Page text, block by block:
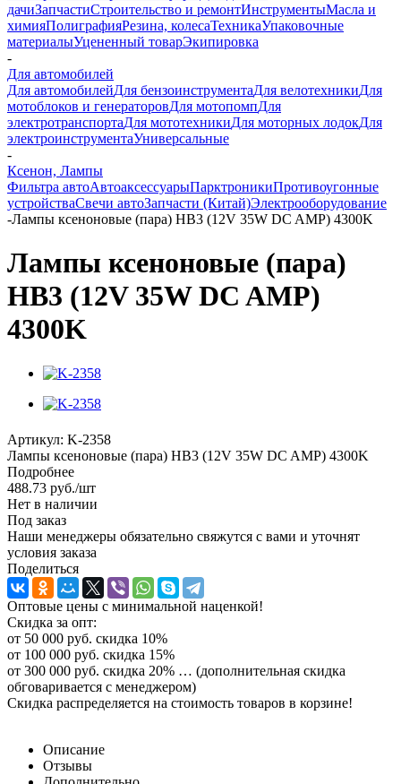
дачиЗапчастиСтроительство и ремонтИнструментыМасла и
химияПолиграфияРезина, колесаТехникаУпаковочные
материалыУцененный товарЭкипировка
-
Для автомобилей
Для автомобилейДля бензоинструментаДля велотехникиДля
мотоблоков и генераторовДля мотопомпДля
электротранспортаДля мототехникиДля моторных лодокДля
электроинструментаУниверсальные
-
Ксенон, Лампы
Фильтра автоАвтоаксессуарыПарктроникиПротивоугонные
устройстваСвечи автоЗапчасти (Китай)Электрооборудование
-Лампы ксеноновые (пара) HB3 (12V 35W DC AMP) 4300K
Лампы ксеноновые (пара)
HB3 (12V 35W DC AMP)
4300K
Артикул: K-2358
Лампы ксеноновые (пара) HB3 (12V 35W DC AMP) 4300K
Подробнее
488.73 руб./шт
Нет в наличии
Под заказ
Наши менеджеры обязательно свяжутся с вами и уточнят
условия заказа
Поделиться
Оптовые цены с минимальной наценкой!
Скидка за опт:
от 50 000 руб. скидка 10%
от 100 000 руб. скидка 15%
от 300 000 руб. скидка 20% … (дополнительная скидка
обговаривается с менеджером)
Скидка распределяется на стоимость товаров в корзине!
Описание
Отзывы